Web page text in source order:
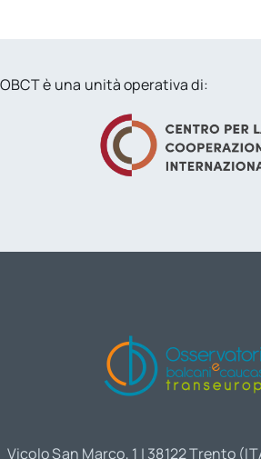
OBCT è una unità operativa di:
Vicolo San Marco, 1 | 38122 Trento